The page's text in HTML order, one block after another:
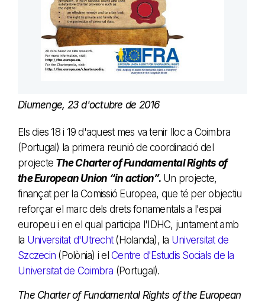
Diumenge, 23 d'octubre de 2016
Els dies 18 i 19 d'aquest mes va tenir lloc a Coimbra
(Portugal) la primera reunió de coordinació del
projecte The Charter of Fundamental Rights of
the European Union “in action”. Un projecte,
finançat per la Comissió Europea, que té per objectiu
reforçar el marc dels drets fonamentals a l'espai
europeu i en el qual participa l'IDHC, juntament amb
la Universitat d'Utrecht(Holanda), la Universitat de
Szczecin (Polònia) i el Centre d'Estudis Socials de la
Universitat de Coimbra (Portugal).
The Charter of Fundamental Rights of the European